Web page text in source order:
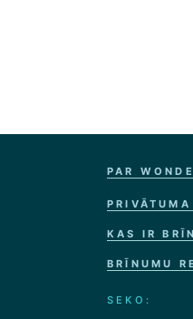
PAR
KAS IR
BRĪNUMU
SEKO: